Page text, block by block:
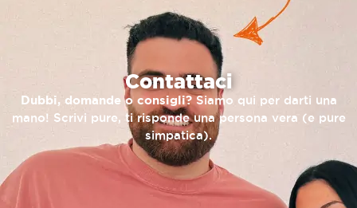
Contattaci
Dubbi, domande o consigli?Siamo qui per darti una
mano! Scrivi pure, ti risponde una persona vera (e pure
simpatica).